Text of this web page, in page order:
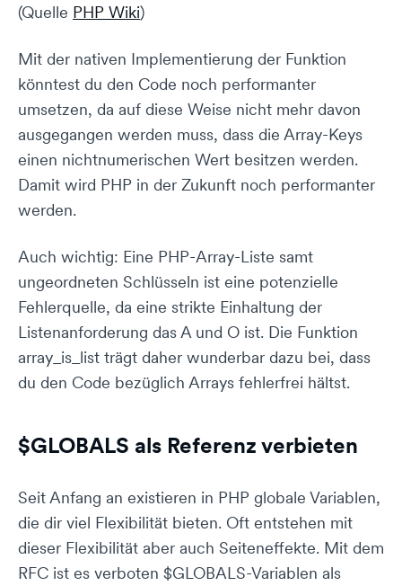
(Quelle PHP Wiki)
Mit der nativen Implementierung der Funktion
könntest du den Code noch performanter
umsetzen, da auf diese Weise nicht mehr davon
ausgegangen werden muss, dass die Array-Keys
einen nichtnumerischen Wert besitzen werden.
Damit wird PHP in der Zukunft noch performanter
werden.
Auch wichtig: Eine PHP-Array-Liste samt
ungeordneten Schlüsseln ist eine potenzielle
Fehlerquelle, da eine strikte Einhaltung der
Listenanforderung das A und O ist. Die Funktion
array_is_list trägt daher wunderbar dazu bei, dass
du den Code bezüglich Arrays fehlerfrei hältst.
$GLOBALS als Referenz verbieten
Seit Anfang an existieren in PHP globale Variablen,
die dir viel Flexibilität bieten. Oft entstehen mit
dieser Flexibilität aber auch Seiteneffekte. Mit dem
RFC ist es verboten $GLOBALS-Variablen als